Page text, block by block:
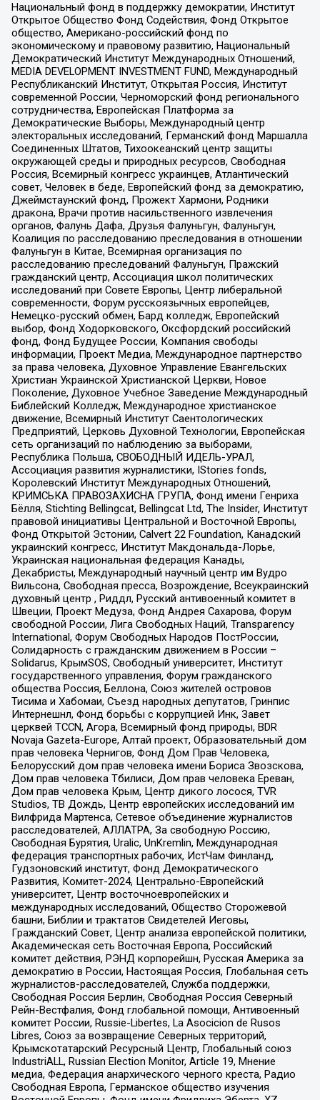
Национальный фонд в поддержку демократии, Институт
Открытое Общество Фонд Содействия, Фонд Открытое
общество, Американо-российский фонд по
экономическому и правовому развитию, Национальный
Демократический Институт Международных Отношений,
MEDIA DEVELOPMENT INVESTMENT FUND, Международный
Республиканский Институт, Открытая Россия, Институт
современной России, Черноморский фонд регионального
сотрудничества, Европейская Платформа за
Демократические Выборы, Международный центр
электоральных исследований, Германский фонд Маршалла
Соединенных Штатов, Тихоокеанский центр защиты
окружающей среды и природных ресурсов, Свободная
Россия, Всемирный конгресс украинцев, Атлантический
совет, Человек в беде, Европейский фонд за демократию,
Джеймстаунский фонд, Прожект Хармони, Родники
дракона, Врачи против насильственного извлечения
органов, Фалунь Дафа, Друзья Фалуньгун, Фалуньгун,
Коалиция по расследованию преследования в отношении
Фалуньгун в Китае, Всемирная организация по
расследованию преследований Фалуньгун, Пражский
гражданский центр, Ассоциация школ политических
исследований при Совете Европы, Центр либеральной
современности, Форум русскоязычных европейцев,
Немецко-русский обмен, Бард колледж, Европейский
выбор, Фонд Ходорковского, Оксфордский российский
фонд, Фонд Будущее России, Компания свободы
информации, Проект Медиа, Международное партнерство
за права человека, Духовное Управление Евангельских
Христиан Украинской Христианской Церкви, Новое
Поколение, Духовное Учебное Заведение Международный
Библейский Колледж, Международное христианское
движение, Всемирный Институт Саентологических
Предприятий, Церковь Духовной Технологии, Европейская
сеть организаций по наблюдению за выборами,
Республика Польша, СВОБОДНЫЙ ИДЕЛЬ-УРАЛ,
Ассоциация развития журналистики, IStories fonds,
Королевский Институт Международных Отношений,
КРИМСЬКА ПРАВОЗАХИСНА ГРУПА, Фонд имени Генриха
Бёлля, Stichting Bellingcat, Bellingcat Ltd, The Insider, Институт
правовой инициативы Центральной и Восточной Европы,
Фонд Открытой Эстонии, Calvert 22 Foundation, Канадский
украинский конгресс, Институт Макдональда-Лорье,
Украинская национальная федерация Канады,
Декабристы, Международный научный центр им Вудро
Вильсона, Свободная пресса, Возрождение, Всеукраинский
духовный центр , Риддл, Русский антивоенный комитет в
Швеции, Проект Медуза, Фонд Андрея Сахарова, Форум
свободной России, Лига Свободных Наций, Transparеncy
International, Форум Свободных Народов ПостРоссии,
Солидарность с гражданским движением в России –
Solidarus, КрымSOS, Свободный университет, Институт
государственного управления, Форум гражданского
общества Россия, Беллона, Союз жителей островов
Тисима и Хабомаи, Съезд народных депутатов, Гринпис
Интернешнл, Фонд борьбы с коррупцией Инк, Завет
церквей TCCN, Агора, Всемирный фонд природы, BDR
Novaja Gazeta-Europe, Алтай проект, Образовательный дом
прав человека Чернигов, Фонд Дом Прав Человека,
Белорусский дом прав человека имени Бориса Звозскова,
Дом прав человека Тбилиси, Дом прав человека Ереван,
Дом прав человека Крым, Центр дикого лосося, TVR
Studios, ТВ Дождь, Центр европейских исследований им
Вилфрида Мартенса, Сетевое объединение журналистов
расследователей, АЛЛАТРА, За свободную Россию,
Свободная Бурятия, Uralic, UnKremlin, Международная
федерация транспортных рабочих, ИстЧам Финланд,
Гудзоновский институт, Фонд Демократического
Развития, Комитет-2024, Центрально-Европейский
университет, Центр восточноевропейских и
международных исследований, Общество Сторожевой
башни, Библии и трактатов Свидетелей Иеговы,
Гражданский Совет, Центр анализа европейской политики,
Академическая сеть Восточная Европа, Российский
комитет действия, РЭНД корпорейшн, Русская Америка за
демократию в России, Настоящая Россия, Глобальная сеть
журналистов-расследователей, Служба поддержки,
Свободная Россия Берлин, Свободная Россия Северный
Рейн-Вестфалия, Фонд глобальной помощи, Антивоенный
комитет России, Russie-Libertes, La Asocicion de Rusos
Libres, Союз за возвращение Северных территорий,
Крымскотатарский Ресурсный Центр, Глобальный союз
IndustriALL, Russian Election Monitor, Article 19, Мнение
медиа, Федерация анархического черного креста, Радио
Свободная Европа, Германское общество изучения